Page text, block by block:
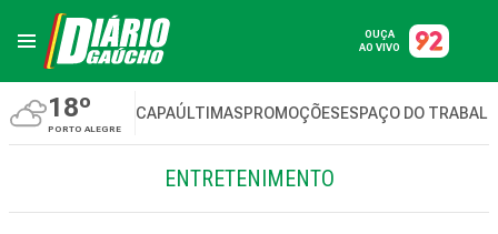
OUÇA
AO VIVO
18º
PORTO ALEGRE
CAPAÚLTIMASPROMOÇÕESESPAÇO DO
ENTRETENIMENTO